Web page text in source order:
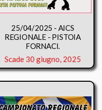
25/04/2025 - AICS
REGIONALE - PISTOIA
FORNACI.
Scade 30 giugno, 2025